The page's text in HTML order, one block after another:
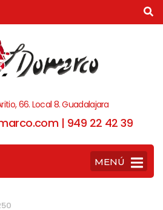
66. Local 8. Guadalajara
| 949 22 42 39
MENÚ